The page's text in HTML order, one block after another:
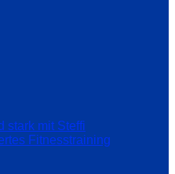
stark mit Steffi
Fitnesstraining